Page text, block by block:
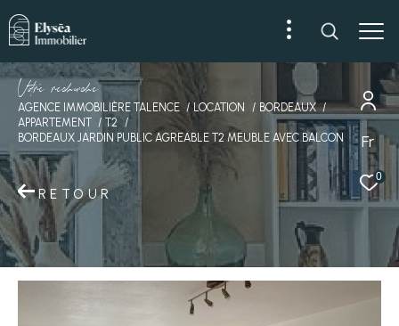
Fr
0
Vore recece
AGENCE IMMOBILIÈRE TALENCE LOCATION
BORDEAUX
APPARTEMENT
T2
BORDEAUX JARDIN PUBLIC AGREABLE T2 MEUBLE AVEC BALCON
RETOUR